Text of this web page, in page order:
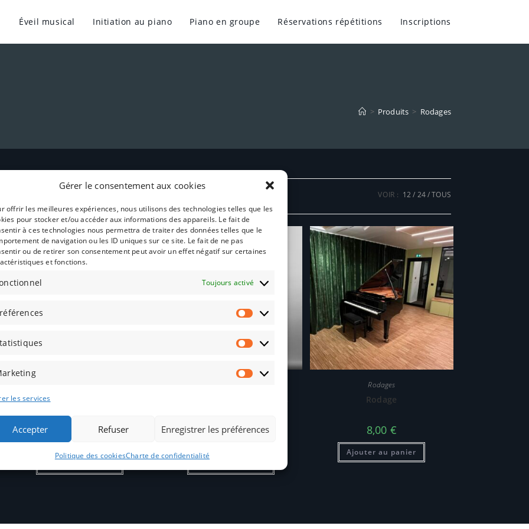
Gérer le consentement aux cookies
offrir les meilleures expériences, nous utilisons des technologies telles que les
pour stocker et/ou accéder aux informations des appareils. Le fait de
à ces technologies nous permettra de traiter des données telles que le
de navigation ou les ID uniques sur ce site. Le fait de ne pas
ou de retirer son consentement peut avoir un effet négatif sur certaines
et fonctions.
Toujours activé
les services
Accepter Refuser Enregistrer les préférences
Politique des cookiesCharte de confidentialité
Éveil musical Initiation au piano Piano en groupe Réservations répétitions Inscriptions
> Produits > Rodages
VOIR : 12 24 TOUS
Concert Laurent Damont 24
10,00
Rodages
Rodage
8,00 €
Ajouter au panier